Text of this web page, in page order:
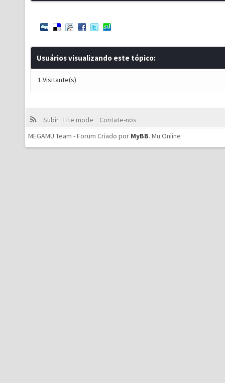
Usuários visualizando este tópico:
1 Visitante(s)
Subir Lite mode
Contate-nos
MEGAMU Team - Forum Criado por MyBB. Mu Online